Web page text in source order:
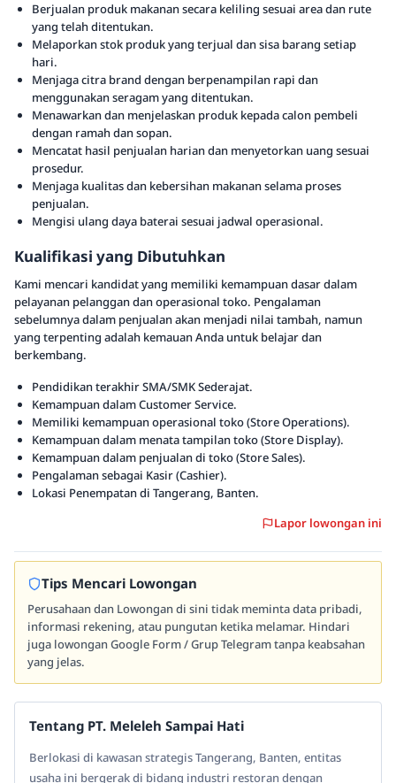
Berjualan produk makanan secara keliling sesuai area dan rute
yang telah ditentukan.
Melaporkan stok produk yang terjual dan sisa barang setiap
hari.
Menjaga citra brand dengan berpenampilan rapi dan
menggunakan seragam yang ditentukan.
Menawarkan dan menjelaskan produk kepada calon pembeli
dengan ramah dan sopan.
Mencatat hasil penjualan harian dan menyetorkan uang sesuai
prosedur.
Menjaga kualitas dan kebersihan makanan selama proses
penjualan.
Mengisi ulang daya baterai sesuai jadwal operasional.
Kualifikasi yang Dibutuhkan
Kami mencari kandidat yang memiliki kemampuan dasar dalam
pelayanan pelanggan dan operasional toko. Pengalaman
sebelumnya dalam penjualan akan menjadi nilai tambah, namun
yang terpenting adalah kemauan Anda untuk belajar dan
berkembang.
Pendidikan terakhir SMA/SMK Sederajat.
Kemampuan dalam Customer Service.
Memiliki kemampuan operasional toko (Store Operations).
Kemampuan dalam menata tampilan toko (Store Display).
Kemampuan dalam penjualan di toko (Store Sales).
Pengalaman sebagai Kasir (Cashier).
Lokasi Penempatan di Tangerang, Banten.
Lapor lowongan ini
Tips Mencari Lowongan
Perusahaan dan Lowongan di sini tidak meminta data pribadi,
informasi rekening, atau pungutan ketika melamar. Hindari
juga lowongan Google Form / Grup Telegram tanpa keabsahan
yang jelas.
Tentang PT. Meleleh Sampai Hati
Berlokasi di kawasan strategis Tangerang, Banten, entitas
usaha ini bergerak di bidang industri restoran dengan